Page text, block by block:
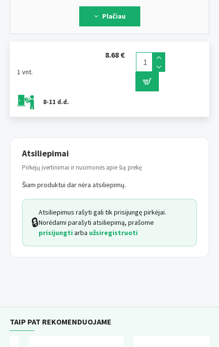
1 vnt.
8-11 d.d.
8.68 €
JUKO kolekcija tęsiamas originalo sėkmingoje
Smarty serijoje.
Plačiau
Atsiliepimai
Pirkėjų įvertinimai ir nuomonės apie šią prekę
Šiam produktui dar nėra atsiliepimų.
🔒
Atsiliepimus rašyti gali tik prisijungę pirkėjai.
Norėdami parašyti atsiliepimą, prašome
prisijungti arba užsiregistruoti
TAIP PAT REKOMENDUOJAME